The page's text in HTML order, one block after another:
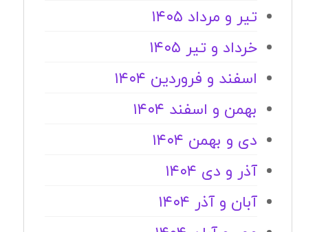
تیر و مرداد ۱۴۰۵
خرداد و تیر ۱۴۰۵
اسفند و فروردین ۱۴۰۴
بهمن و اسفند ۱۴۰۴
دی و بهمن ۱۴۰۴
آذر و دی ۱۴۰۴
آبان و آذر ۱۴۰۴